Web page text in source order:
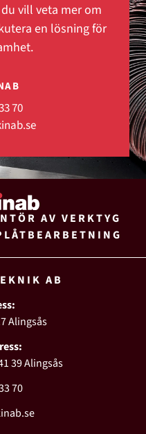
vill veta mer om
en lösning för
70
AV VERKTYG
AB
Alingsås
39 Alingsås
70